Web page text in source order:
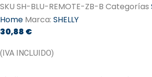
SKU SH-BLU-REMOTE-ZB-B Categorías
Home Marca: SHELLY
30,88 €
(IVA INCLUIDO)